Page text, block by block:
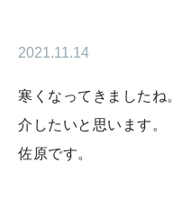
2021.11.14
寒くなってきましたね
介したいと思います。
佐原です。